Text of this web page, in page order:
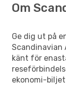
Om
Ge dig ut på
Scandinavian
känt för
ekonomi-